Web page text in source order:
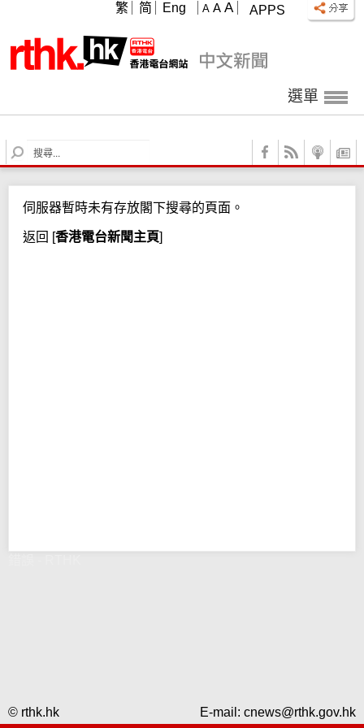
APPS
A A A
繁 简 Eng
選單
S
e
c
h
伺服器暫時未有存放閣下搜尋的頁面。
返回 [香港電台新聞主頁]
© rthk.hk E-mail: cnews@rthk.gov.hk